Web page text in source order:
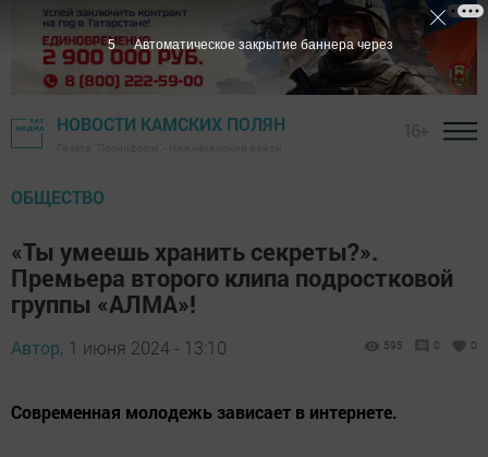
НОВОСТИ КАМСКИХ ПОЛЯН
ОБЩЕСТВО
«Ты умеешь хранить секреты?».
Премьера второго клипа подростковой
группы «АЛМА»!
Автор, 1 июня 2024 - 13:10 595 0 0
Современная молодежь зависает в интернете.
4 Автоматическое закрытие баннера через